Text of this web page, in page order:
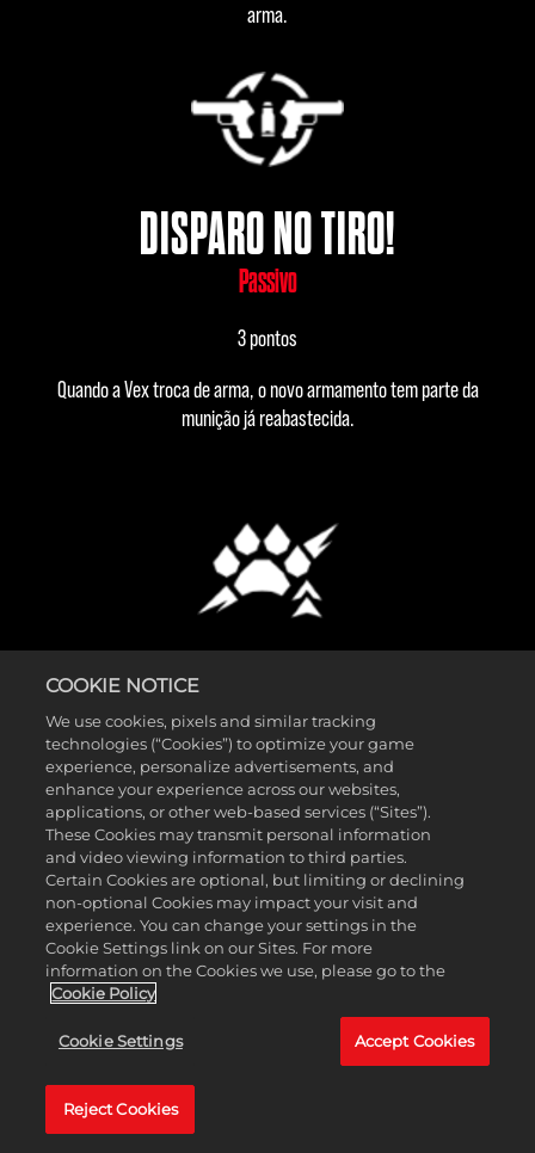
OBTENHA 2 NOVOS CAÇA-
arma.
DISPARO NO TIRO!
Passivo
3 pontos
Quando a Vex troca de arma, o novo armamento tem parte da
munição já reabastecida.
Passivo
5 pontos
A Vex causa mais dano corrosivo e mais dano de efeito de status
corrosivo.
COOKIE NOTICE
We use cookies, pixels and similar tracking
technologies (“Cookies”) to optimize your game
experience, personalize advertisements, and
enhance your experience across our websites,
applications, or other web-based services (“Sites”).
These Cookies may transmit personal information
and video viewing information to third parties.
Certain Cookies are optional, but limiting or declining
non-optional Cookies may impact your visit and
experience. You can change your settings in the
Cookie Settings link on our Sites. For more
information on the Cookies we use, please go to the
Cookie Policy
Cookie Settings Accept Cookies
Reject Cookies